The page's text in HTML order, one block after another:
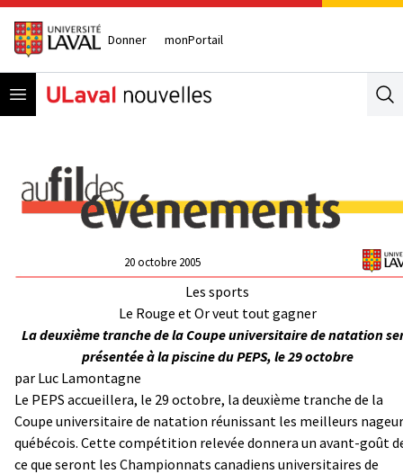
Donner monPortail
Open menu
20 octobre 2005
Les sports
Le Rouge et Or veut tout gagner
La deuxième tranche de la Coupe universitaire de natation
présentée à la piscine du PEPS, le 29 octobre
par Luc Lamontagne
Le PEPS accueillera, le 29 octobre, la deuxième tranche de la
Coupe universitaire de natation réunissant les meilleurs
québécois. Cette compétition relevée donnera un avant-goût
ce que seront les Championnats canadiens universitaires de